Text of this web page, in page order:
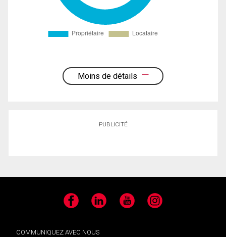
Moins de détails
PUBLICITÉ
Facebook LinkedIn YouTube Instagram
COMMUNIQUEZ AVEC NOUS